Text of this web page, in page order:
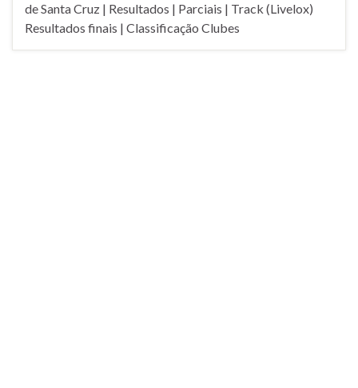
de Santa Cruz | Resultados | Parciais | Track (Livelox)
Resultados finais | Classificação Clubes